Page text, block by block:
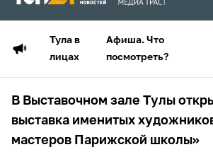
Тула в
лицах
Афиша. Что
посмотреть?
В Выставочном зале Тулы
выставка именитых
мастеров Парижской школы»